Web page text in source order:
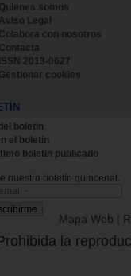
Quienes somos
Aviso Legal
Colabora con nosotros
Contacta
ISSN 2013-0627
Gestionar cookies
boletin
el boletin
boletin publicado
nuestro boletín quincenal.
Mapa Web |
la